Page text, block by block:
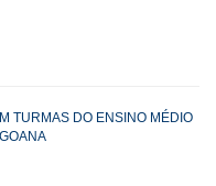
TURMAS DO ENSINO MÉDIO